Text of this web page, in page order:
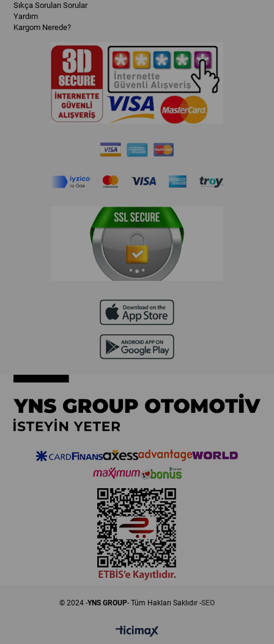
Sıkça Sorulan Sorular
Yardım
Kargom Nerede?
© 2024 -YNS GROUP- Tüm Hakları Saklıdır -SEO